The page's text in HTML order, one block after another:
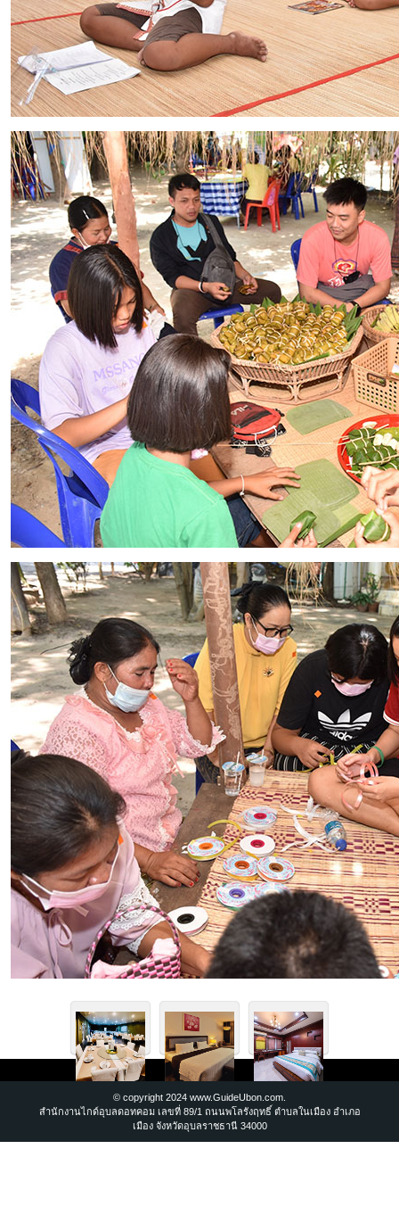
© copyright 2024 www.GuideUbon.com.
สำนักงานไกด์อุบลดอทคอม เลขที่ 89/1 ถนนพโลรังฤทธิ์ ตำบลในเมือง อำเภอ
เมือง จังหวัดอุบลราชธานี 34000